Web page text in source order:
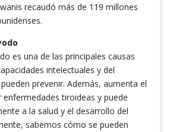
recaudó más de 119 millones
es una de las principales causas
intelectuales y del
prevenir. Además, aumenta el
enfermedades tiroideas y puede
a la salud y el desarrollo del
sabemos cómo se pueden